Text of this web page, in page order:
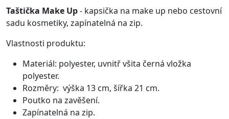
Taštička Make Up- kapsička na make up nebo cestovní
sadu kosmetiky, zapínatelná na zip.
Vlastnosti produktu:
Materiál: polyester, uvnitř všita černá vložka
polyester.
Rozměry: výška 13 cm, šířka 21 cm.
Poutko na zavěšení.
Zapínatelná na zip.